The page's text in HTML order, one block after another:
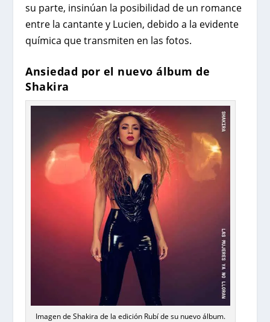
su parte, insinúan la posibilidad de un romance
entre la cantante y Lucien, debido a la evidente
química que transmiten en las fotos.
Ansiedad por el nuevo álbum de
Shakira
Imagen de Shakira de la edición Rubí de su nuevo álbum.